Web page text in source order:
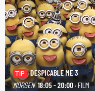
TIP
DESPICABLE ME 3
MORGEN 18:05 - 20:00· FILM